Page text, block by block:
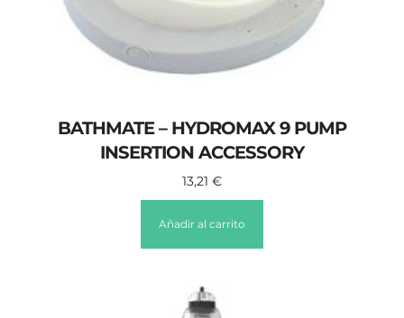
BATHMATE – HYDROMAX 9 PUMP
INSERTION ACCESSORY
13,21 €
Añadir al carrito